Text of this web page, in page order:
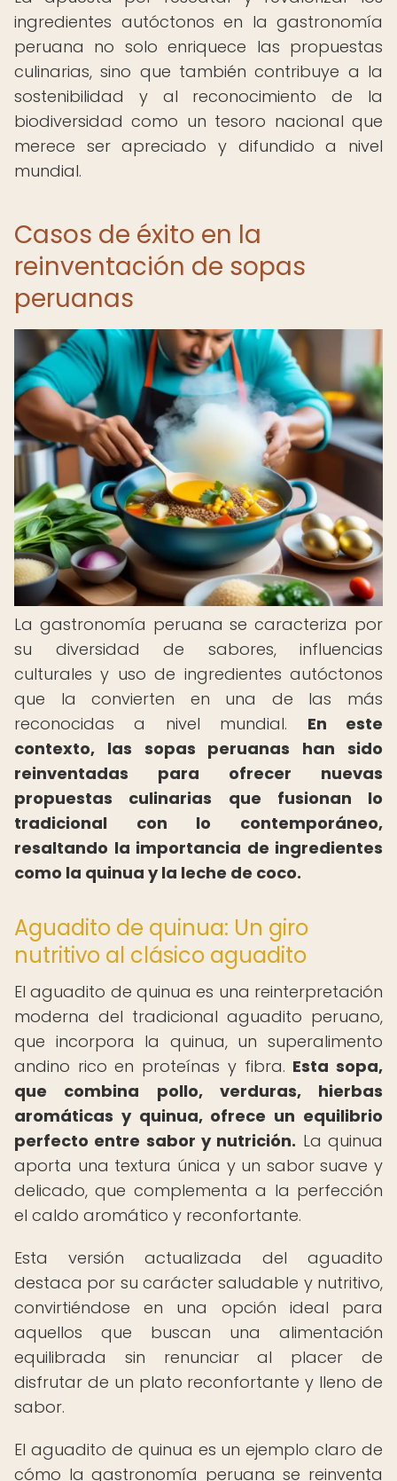
ingredientes autóctonos en la gastronomía
peruana no solo enriquece las propuestas
culinarias, sino que también contribuye a la
sostenibilidad y al reconocimiento de la
biodiversidad como un tesoro nacional que
merece ser apreciado y difundido a nivel
mundial.
Casos de éxito en la
reinventación de sopas
peruanas
La gastronomía peruana se caracteriza por
su diversidad de sabores, influencias
culturales y uso de ingredientes autóctonos
que la convierten en una de las más
reconocidas a nivel mundial. En este
contexto, las sopas peruanas han sido
reinventadas para ofrecer nuevas
propuestas culinarias que fusionan lo
tradicional con lo contemporáneo,
resaltando la importancia de ingredientes
como la quinua y la leche de coco.
Aguadito de quinua: Un giro
nutritivo al clásico aguadito
El aguadito de quinua es una reinterpretación
moderna del tradicional aguadito peruano,
que incorpora la quinua, un superalimento
andino rico en proteínas y fibra. Esta sopa,
que combina pollo, verduras, hierbas
aromáticas y quinua, ofrece un equilibrio
perfecto entre sabor y nutrición. La quinua
aporta una textura única y un sabor suave y
delicado, que complementa a la perfección
el caldo aromático y reconfortante.
Esta versión actualizada del aguadito
destaca por su carácter saludable y nutritivo,
convirtiéndose en una opción ideal para
aquellos que buscan una alimentación
equilibrada sin renunciar al placer de
disfrutar de un plato reconfortante y lleno de
sabor.
El aguadito de quinua es un ejemplo claro de
cómo la gastronomía peruana se reinventa